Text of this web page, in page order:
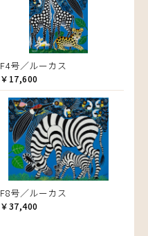
F4号／ルーカス
￥17,600
F8号／ルーカス
￥37,400